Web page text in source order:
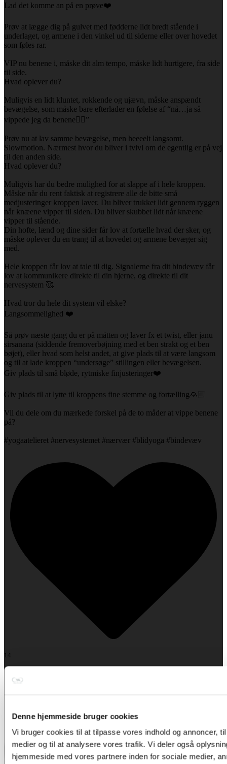
Denne hjemmeside bruger cookies
Vi bruger cookies til at tilpasse vores indhold og annoncer,
medier og til at analysere vores trafik. Vi deler også
hjemmeside med vores partnere inden for sociale medier,
Lad det komme an på en prøve❤️
Prøv at lægge dig på gulvet med fødderne lidt bredt stående i
underlaget, og armene i den vinkel ud til siderne eller over hovedet
som føles rar.
VIP nu benene i, måske dit alm tempo, måske lidt hurtigere, fra side
til side.
Hvad oplever du?
Muligvis en lidt kluntet, rokkende og ujævn, måske anspændt
bevægelse, som måske bare efterlader en følelse af “nå…ja så
vippede jeg da benene🤷‍♀️”
Prøv nu at lav samme bevægelse, men heeeelt langsomt.
Slowmotion. Nærmest hvor du bliver i tvivl om de egentlig er på vej
til den anden side.
Hvad oplever du?
Muligvis har du bedre mulighed for at slappe af i hele kroppen.
Måske når du rent faktisk at registrere alle de bitte små
medjusteringer kroppen laver. Du bliver trukket lidt gennem ryggen
når knæene vipper til siden. Du bliver skubbet lidt når knæene
vipper til stående.
Din hofte, lænd og dine sider får lov at fortælle hvad der sker, og
måske oplever du en trang til at hovedet og armene bevæger sig
med.
Hele kroppen får lov at tale til dig. Signalerne fra dit bindevæv får
lov at kommunikere direkte til din hjerne, og direkte til dit
nervesystem 🥰
Hvad tror du hele dit system vil elske?
Langsommelighed ❤️
Så prøv næste gang du er på måtten og laver fx et twist, eller janu
sirsanana (siddende fremoverbøjning med et ben strakt og et ben
bøjet), eller hvad som helst andet, at give plads til at være langsom
og til at lade kroppen “undersøge” stillingen eller bevægelsen.
Giv plads til små bløde, rytmiske finjusteringer❤️
Giv plads til at lytte til kroppens fine stemme og fortælling🙏🏼
Vil du dele om du mærkede forskel på de to måder at vippe benene
på?
#yogaatelieret #nervesystemet #nærvær #blidyoga #bindevæv
14